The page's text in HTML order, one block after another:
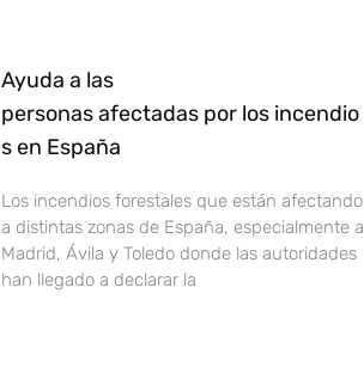
Ayuda a las
personas afectadas por los incendio
s en España
Los incendios forestales que están afectando
a distintas zonas de España, especialmente a
Madrid, Ávila y Toledo donde las autoridades
han llegado a declarar la